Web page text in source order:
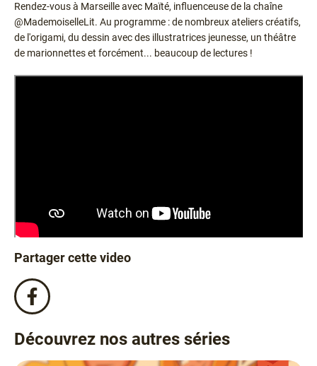
Rendez-vous à Marseille avec Maïté, influenceuse de la chaîne
@MademoiselleLit. Au programme : de nombreux ateliers créatifs,
de l'origami, du dessin avec des illustratrices jeunesse, un théâtre
de marionnettes et forcément... beaucoup de lectures !
Partager cette video
Partagez
cette
video
sur
Découvrez nos autres séries